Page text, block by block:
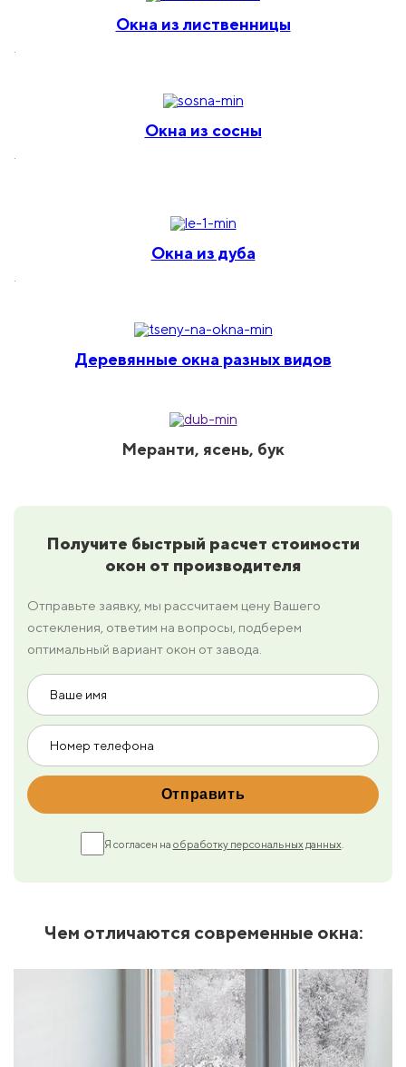
Окна из лиственницы
Окна из сосны
Окна из дуба
Деревянные окна разных видов
Меранти, ясень, бук
Получите быстрый расчет стоимости
окон от производителя
Отправьте заявку, мы рассчитаем цену Вашего
остекления, ответим на вопросы, подберем
оптимальный вариант окон от завода.
Я согласен на обработку персональных данных
Чем отличаются современные окна: